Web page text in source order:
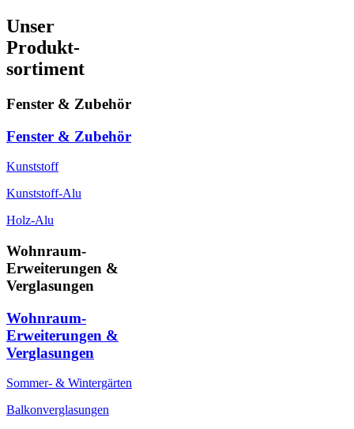
Unser
Produkt-
sortiment
Fenster & Zubehör
Fenster & Zubehör
Kunststoff
Kunststoff-Alu
Holz-Alu
Wohnraum-
Erweiterungen &
Verglasungen
Wohnraum-
Erweiterungen &
Verglasungen
Sommer- & Wintergärten
Balkonverglasungen